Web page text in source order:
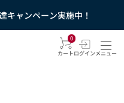
キャンペーン実施中！
0
カートログインメニュー